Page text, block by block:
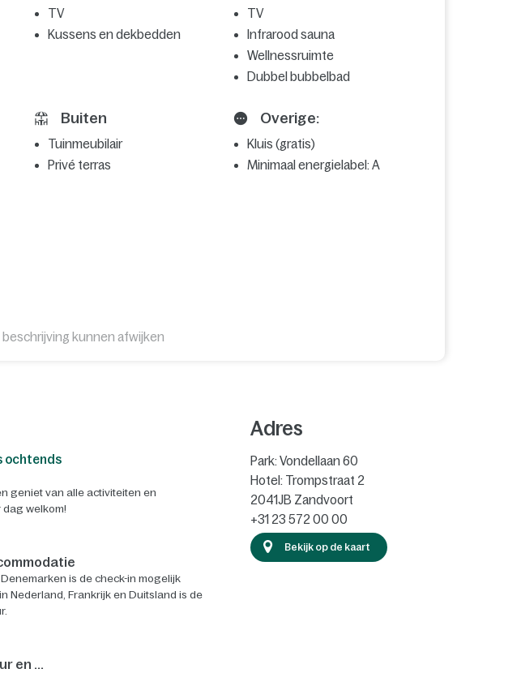
TV
Kussens en dekbedden
TV
Infrarood sauna
Wellnessruimte
Dubbel bubbelbad
Buiten
Tuinmeubilair
Privé terras
Overige:
Kluis (gratis)
Minimaal energielabel: A
kunnen afwijken
ochtends
geniet van alle activiteiten en
welkom!
is de check-in mogelijk
Nederland, Frankrijk en Duitsland is de
en ...
Adres
Park: Vondellaan 60
Hotel: Trompstraat 2
2041JB Zandvoort
+31 23 572 00 00
Bekijk op de kaart